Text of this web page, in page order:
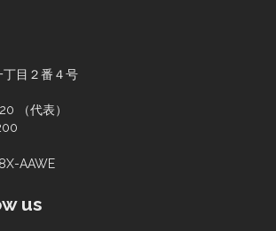
目２番４号
（代表）
AAWE
us